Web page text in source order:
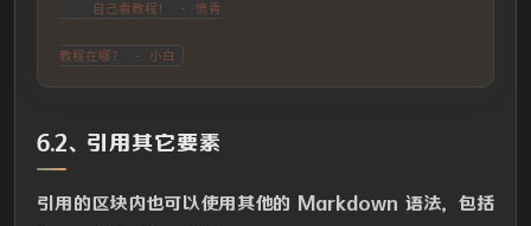
    自己看教程！ - 愤青
教程在哪？ - 小白
6.2、引用其它要素
引用的区块内也可以使用其他的 Markdown 语法，包括